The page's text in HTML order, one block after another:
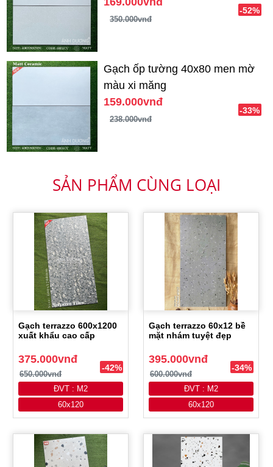
350.000vnđ
-52%
Gạch ốp tường 40x80 men mờ
màu xi măng
159.000vnđ
238.000vnđ
-33%
SẢN PHẨM CÙNG LOẠI
Gạch terrazzo 600x1200
xuất khẩu cao cấp
375.000vnđ
650.000vnđ
-42%
ĐVT : M2
60x120
Gạch terrazzo 60x12 bề
mặt nhám tuyệt đẹp
395.000vnđ
600.000vnđ
-34%
ĐVT : M2
60x120